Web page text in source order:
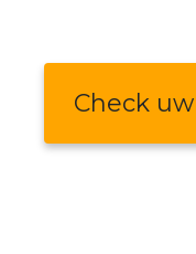
Check